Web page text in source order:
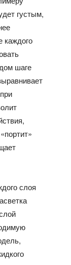
густым,
каждого
шаге
слоя